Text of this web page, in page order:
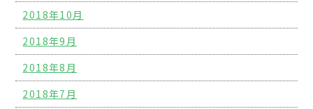
2018年10月
2018年9月
2018年8月
2018年7月